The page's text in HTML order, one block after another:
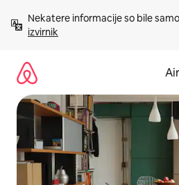
vsebino
Nekatere informacije so bile
izvirnik